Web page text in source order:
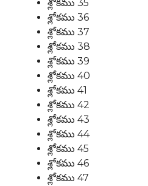
శ్లోకము 35
శ్లోకము 36
శ్లోకము 37
శ్లోకము 38
శ్లోకము 39
శ్లోకము 40
శ్లోకము 41
శ్లోకము 42
శ్లోకము 43
శ్లోకము 44
శ్లోకము 45
శ్లోకము 46
శ్లోకము 47